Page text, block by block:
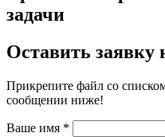
задачи
Оставить заявку
Прикрепите файл со
сообщении ниже!
Ваше имя *